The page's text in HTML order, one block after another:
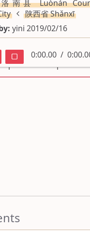
洛南县 Luònán
陕西省 Shǎnxī
yini 2019/02/16
0:00.00 /